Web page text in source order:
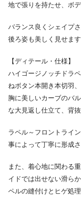
地で張りを持たせ、ボ
バランス良くシェイプ
後ろ姿も美しく見せます
【ディテール・仕様】
ハイゴージノッチドラ
ねボタン本開き本切羽
胸に美しいカーブのバ
な大見返し仕立て、背
ラペル～フロントライ
事によって丁寧に形成さ
また、着心地に関わる
イドでは出せない滑ら
ペルの縫付けとヒゲ処